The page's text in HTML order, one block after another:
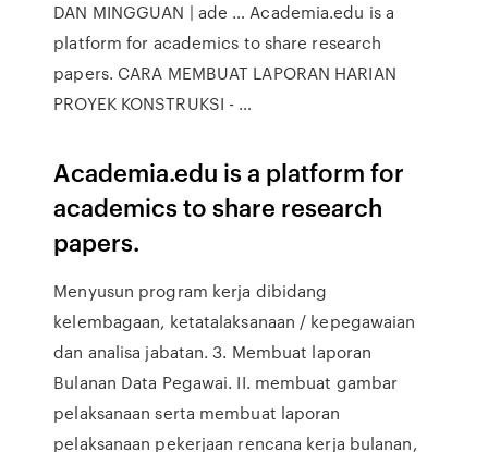
DAN MINGGUAN | ade … Academia.edu is a
platform for academics to share research
papers. CARA MEMBUAT LAPORAN HARIAN
PROYEK KONSTRUKSI - …
Academia.edu is a platform for
academics to share research
papers.
Menyusun program kerja dibidang
kelembagaan, ketatalaksanaan / kepegawaian
dan analisa jabatan. 3. Membuat laporan
Bulanan Data Pegawai. II. membuat gambar
pelaksanaan serta membuat laporan
pelaksanaan pekerjaan rencana kerja bulanan,